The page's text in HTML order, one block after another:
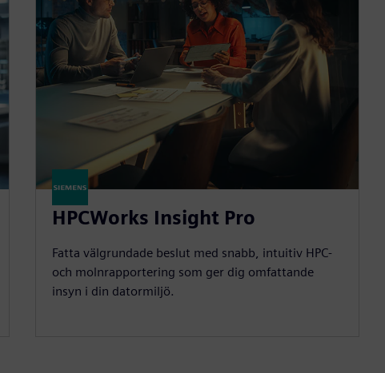
HPCWorks Insight Pro
Fatta välgrundade beslut med snabb, intuitiv HPC-
och molnrapportering som ger dig omfattande
insyn i din datormiljö.